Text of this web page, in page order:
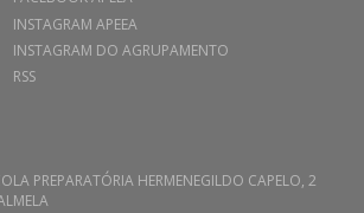
INSTAGRAM APEEA
INSTAGRAM DO AGRUPAMENTO
RSS
PREPARATÓRIA HERMENEGILDO CAPELO, 2